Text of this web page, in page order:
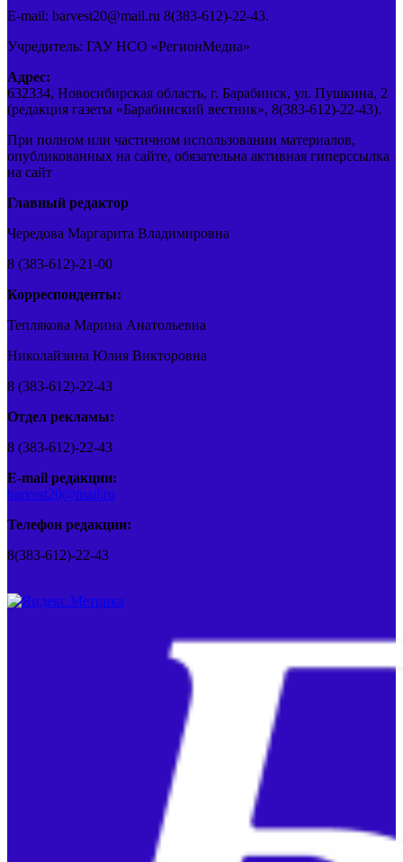
E-mail: barvest20@mail.ru 8(383-612)-22-43.
Учредитель: ГАУ НСО «РегионМедиа»
Адрес:
632334, Новосибирская область, г. Барабинск, ул. Пушкина, 2
(редакция газеты «Барабинский вестник», 8(383-612)-22-43).
При полном или частичном использовании материалов,
опубликованных на сайте, обязательна активная гиперссылка
на сайт
Главный редактор
Чередова Маргарита Владимировна
8 (383-612)-21-00
Корреспонденты:
Теплякова Марина Анатольевна
Николайзина Юлия Викторовна
8 (383-612)-22-43
Отдел рекламы:
8 (383-612)-22-43
E-mail редакции:
barvest20@mail.ru
Телефон редакции:
8(383-612)-22-43